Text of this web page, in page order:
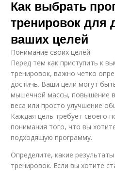
Как выбрать
тренировок для
ваших целей
Понимание своих целей
Перед тем как приступить к
тренировок, важно четко
достичь. Ваши цели могут
мышечной массы, повышение
веса или просто улучшение
Каждая цель требует своего
понимания того, что вы
подходящую программу.
Определите, какие
тренировок. Если вы хотите